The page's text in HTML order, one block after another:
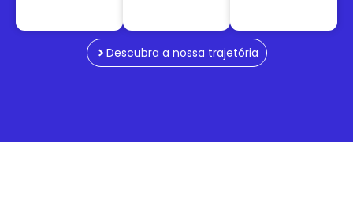
Descubra a nossa trajetória